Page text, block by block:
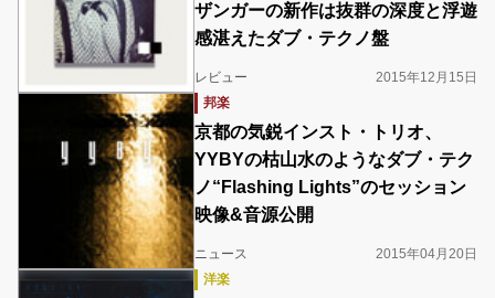
ザンガーの新作は抜群の深度と浮遊
感湛えたダブ・テクノ盤
レビュー
2015年12月15日
邦楽
京都の気鋭インスト・トリオ、
YYBYの枯山水のようなダブ・テク
ノ“Flashing Lights”のセッション
映像&音源公開
ニュース
2015年04月20日
洋楽